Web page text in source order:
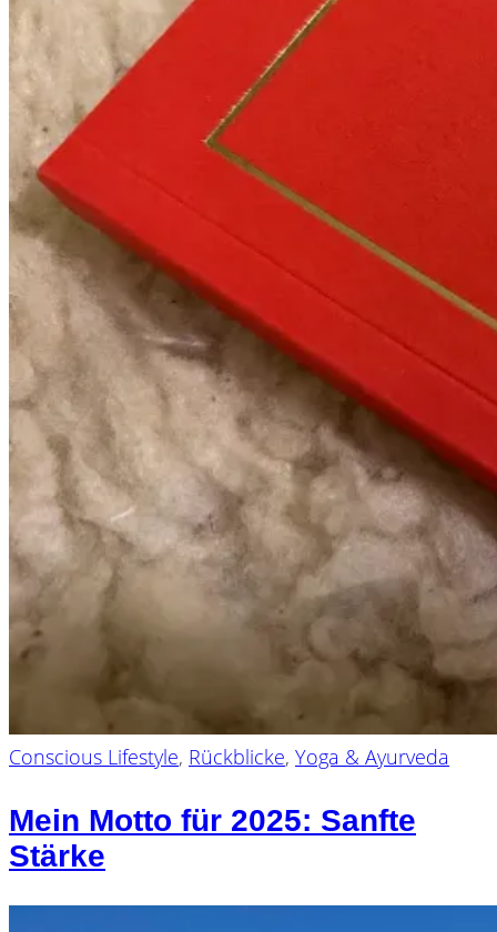
Conscious Lifestyle, Rückblicke, Yoga & Ayurveda
Mein Motto für 2025: Sanfte
Stärke